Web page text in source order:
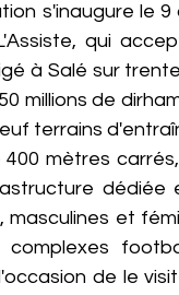
s'inaugure le 9
qui
à Salé sur
millions de
terrains
mètres
dédiée
et
de le